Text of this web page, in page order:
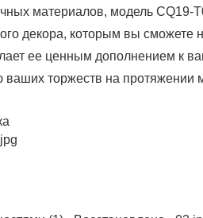
материалов, модель CQ19-
декора, которым вы сможете
ее ценным дополнением к
ваших торжеств на протяжении